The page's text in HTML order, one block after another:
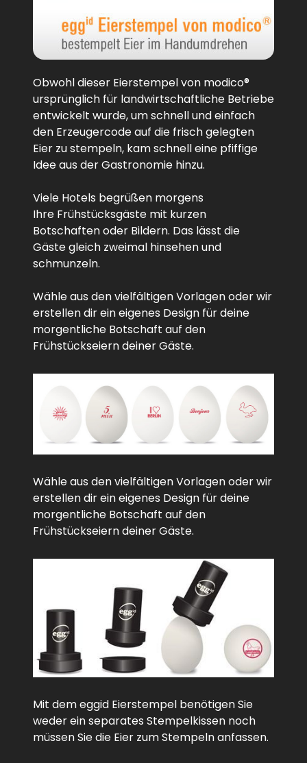
Obwohl dieser Eierstempel von modico®
ursprünglich für landwirtschaftliche Betriebe
entwickelt wurde, um schnell und einfach
den Erzeugercode auf die frisch gelegten
Eier zu stempeln, kam schnell eine pfiffige
Idee aus der Gastronomie hinzu.
Viele Hotels begrüßen morgens
Ihre Frühstücksgäste mit kurzen
Botschaften oder Bildern. Das lässt die
Gäste gleich zweimal hinsehen und
schmunzeln.
Wähle aus den vielfältigen Vorlagen oder wir
erstellen dir ein eigenes Design für deine
morgentliche Botschaft auf den
Frühstückseiern deiner Gäste.
Wähle aus den vielfältigen Vorlagen oder wir
erstellen dir ein eigenes Design für deine
morgentliche Botschaft auf den
Frühstückseiern deiner Gäste.
Mit dem eggid Eierstempel benötigen Sie
weder ein separates Stempelkissen noch
müssen Sie die Eier zum Stempeln anfassen.